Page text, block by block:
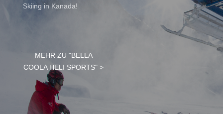
Skiing in Kanada!
MEHR ZU "BELLA
COOLA HELI SPORTS" >